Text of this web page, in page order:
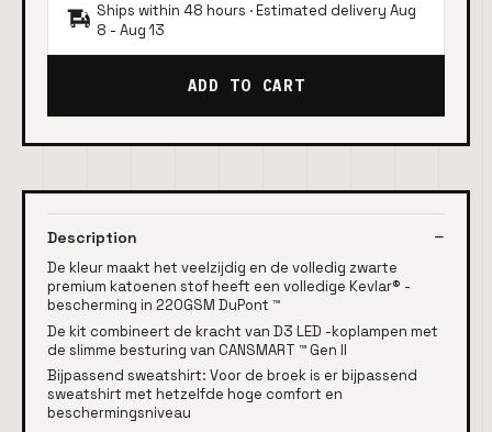
Ships within 48 hours · Estimated delivery Aug
8 - Aug 13
ADD TO CART
Description
De kleur maakt het veelzijdig en de volledig zwarte
premium katoenen stof heeft een volledige Kevlar® -
bescherming in 220GSM DuPont ™
De kit combineert de kracht van D3 LED -koplampen met
de slimme besturing van CANSMART ™ Gen II
Bijpassend sweatshirt: Voor de broek is er bijpassend
sweatshirt met hetzelfde hoge comfort en
beschermingsniveau